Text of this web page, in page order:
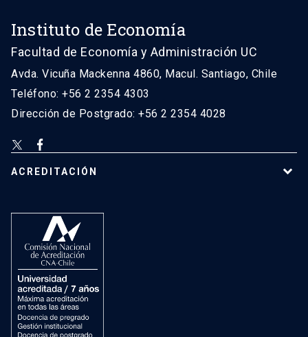
Instituto de Economía
Facultad de Economía y Administración UC
Avda. Vicuña Mackenna 4860, Macul. Santiago, Chile
Teléfono: +56 2 2354 4303
Dirección de Postgrado: +56 2 2354 4028
ACREDITACIÓN